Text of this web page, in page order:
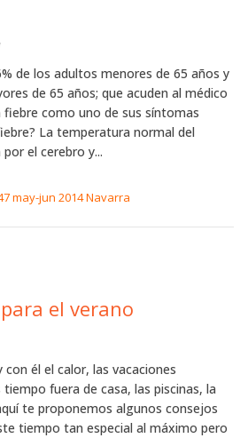
de los adultos menores de 65 años y
de 65 años; que acuden al médico
fiebre como uno de sus síntomas
La temperatura normal del
el cerebro y...
may-jun 2014 Navarra
el verano
él el calor, las vacaciones
fuera de casa, las piscinas, la
te proponemos algunos consejos
tiempo tan especial al máximo pero